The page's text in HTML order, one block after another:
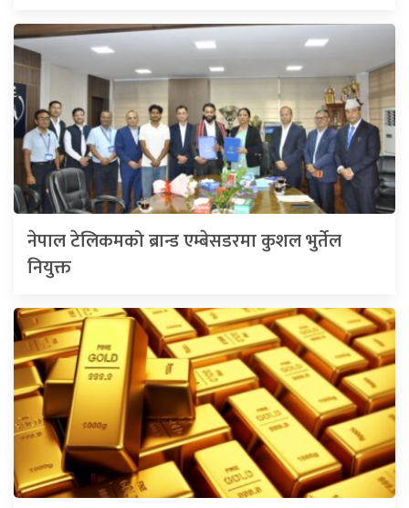
नेपाल टेलिकमको ब्रान्ड एम्बेसडरमा कुशल भुर्तेल
नियुक्त